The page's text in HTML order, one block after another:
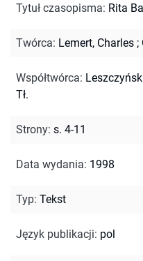
Tytuł czasopisma: Rita
Twórca: Lemert, Charles ;
Współtwórca:
Tł.
Strony: s. 4-11
Data wydania: 1998
Typ: Tekst
Język publikacji: pol